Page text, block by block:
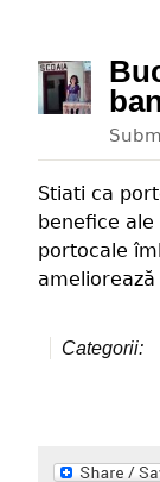
Stiati ca
benefice
portocale
Categorii: